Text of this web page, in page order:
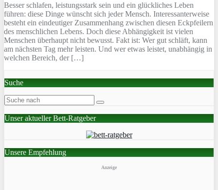
Besser schlafen, leistungsstark sein und ein glückliches Leben
führen: diese Dinge wünscht sich jeder Mensch. Interessanterweise
besteht ein eindeutiger Zusammenhang zwischen diesen Eckpfeilern
des menschlichen Lebens. Doch diese Abhängigkeit ist vielen
Menschen überhaupt nicht bewusst. Fakt ist: Wer gut schläft, kann
am nächsten Tag mehr leisten. Und wer etwas leistet, unabhängig in
welchen Bereich, der […]
Suche
Unser aktueller Bett-Ratgeber
Unsere Empfehlung
Anzeige